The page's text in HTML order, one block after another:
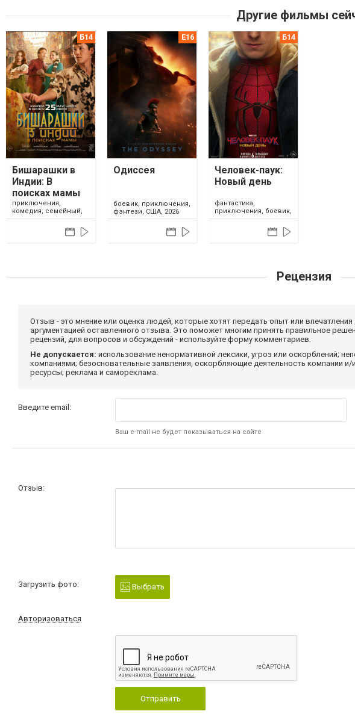
Другие фильмы
Бишарашки в
Индии: В
поисках мамы
приключения,
комедия, семейный,
Казахстан, 2026
Одиссея
боевик, приключения,
фэнтези, США, 2026
Человек-паук:
Новый день
фантастика,
приключения, боевик,
фэнтези, США, 2026
Рецензия
Отзыв - это мнение или оценка людей, которые хотят передать опыт или
аргументацией оставленного отзыва. Это поможет многим принять правильное
рецензий, для вопросов и обсуждений - используйте форму комментариев.
Не допускается: использование ненормативной лексики, угроз или оскорблений;
компаниями; безосновательные заявления, оскорбляющие деятельность компании и/
ресурсы; реклама и самореклама.
Введите email:
Ваш e-mail не будет показываться на сайте
Отзыв:
Загрузить фото: Выбрать
Авторизоваться
Отправить